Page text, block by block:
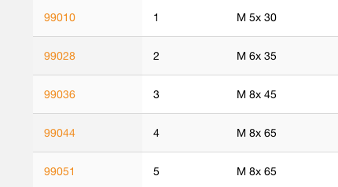
99010 1 M 5x 30
99028 2 M 6x 35
99036 3 M 8x 45
99044 4 M 8x 65
99051 5 M 8x 65